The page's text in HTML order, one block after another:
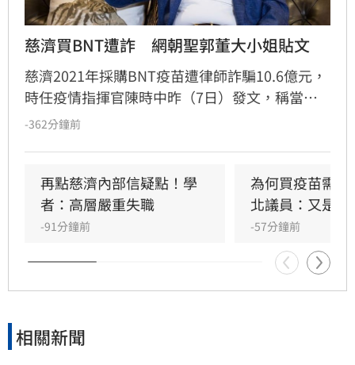
慈濟買BNT遭詐　網朝聖郭董大小姐貼文
慈濟2021年採購BNT疫苗遭律師詐騙10.6億元，
時任疫情指揮官陳時中昨（7日）發文，稱當年
早就苦口婆心要提防掮客，卻遭在野攻擊抹黑；
為，慈濟固然被當盤子詐騙，但和疫情爆發後疫
苗確實不足，根本是兩碼事，批評綠營偷換概念
洗記憶的手法太過粗糙。更有大批網友回顧郭台
銘2023年「大小姐說不要買」的貼文，認為內容
較符合當初疫苗採購受政治因素卡關或延遲的時
間線 。
-362分鐘前
再點慈濟內部信疑點！學
者：高層嚴重失職
-91分鐘前
為何買疫苗需
北議員：又是中
-57分鐘前
相關新聞